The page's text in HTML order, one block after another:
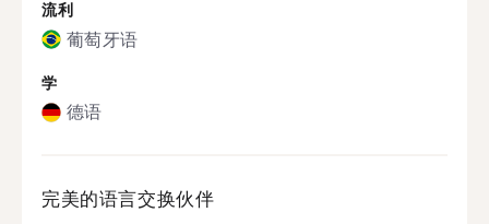
流利
葡萄牙语
学
德语
完美的语言交换伙伴